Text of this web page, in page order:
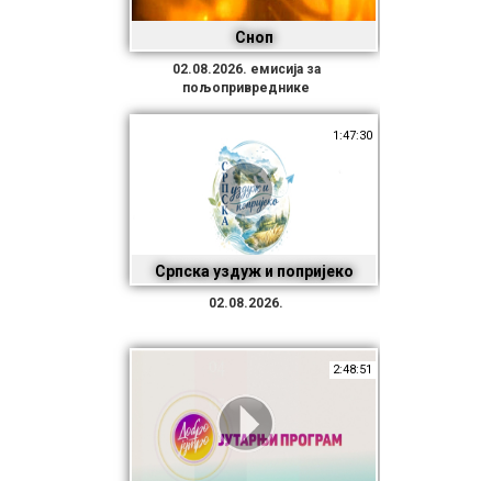
Сноп
02.08.2026. емисија за
пољопривреднике
Српска уздуж и попријеко
1:47:30
02.08.2026.
2:48:51